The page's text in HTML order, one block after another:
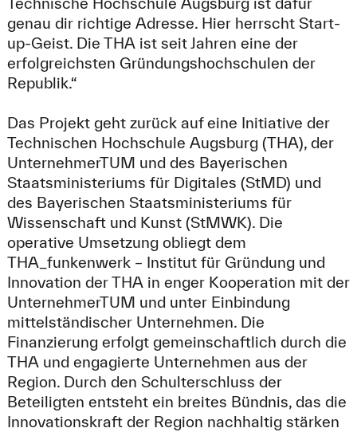
genau dir richtige Adresse. Hier herrscht Start-
up-Geist. Die THA ist seit Jahren eine der
erfolgreichsten Gründungshochschulen der
Republik.“
Das Projekt geht zurück auf eine Initiative der
Technischen Hochschule Augsburg (THA), der
UnternehmerTUM und des Bayerischen
Staatsministeriums für Digitales (StMD) und
des Bayerischen Staatsministeriums für
Wissenschaft und Kunst (StMWK). Die
operative Umsetzung obliegt dem
THA_funkenwerk – Institut für Gründung und
Innovation der THA in enger Kooperation mit der
UnternehmerTUM und unter Einbindung
mittelständischer Unternehmen. Die
Finanzierung erfolgt gemeinschaftlich durch die
THA und engagierte Unternehmen aus der
Region. Durch den Schulterschluss der
Beteiligten entsteht ein breites Bündnis, das die
Innovationskraft der Region nachhaltig stärken